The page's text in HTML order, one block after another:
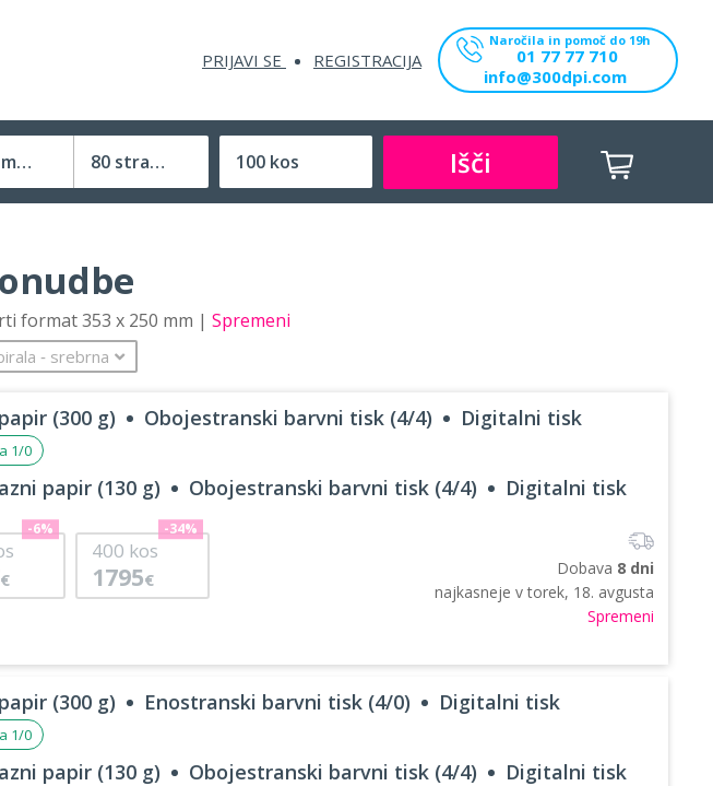
PRIJAVI SE REGISTRACIJA
Naročila in pomoč do 19h
01 77 77 710
info@300dpi.com
80 strani Išči
format 353 x 250 mm | Spremeni
‐ srebrna
(300 g) Obojestranski barvni tisk (4/4) Digitalni tisk
1/0
papir (130 g) Obojestranski barvni tisk (4/4) Digitalni tisk
€
-6%
400 kos
1795€
-34%
Dobava 8 dni
najkasneje vtorek, 18. avgusta
Spremeni
(300 g) Enostranski barvni tisk (4/0) Digitalni tisk
1/0
papir (130 g) Obojestranski barvni tisk (4/4) Digitalni tisk